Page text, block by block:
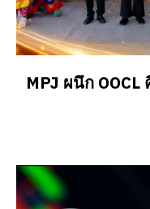
MPJ ผนึก